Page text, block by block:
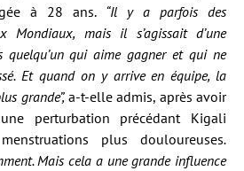
à 28 ans. “Il y a parfois des
Mondiaux, mais il s’agissait d’une
quelqu’un qui aime gagner et qui ne
Et quand on y arrive en équipe, la
grande”,a-t-elle admis, après avoir
perturbation précédant Kigali
plus douloureuses.
Mais cela a une grande influence